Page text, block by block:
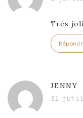
Très
JENNY
31